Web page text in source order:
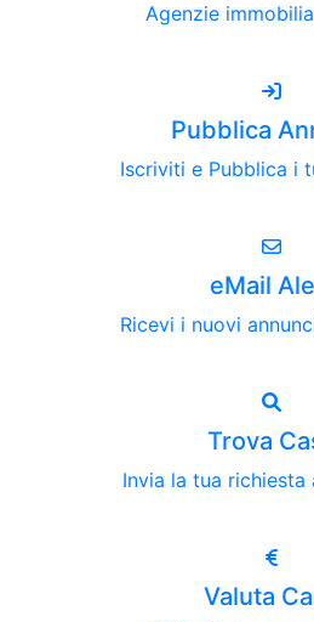
Agenzie
Pubblica
Iscriviti e Pubblica i
eMail
Ricevi i nuovi
Trova
Invia la tua richiesta
Valuta